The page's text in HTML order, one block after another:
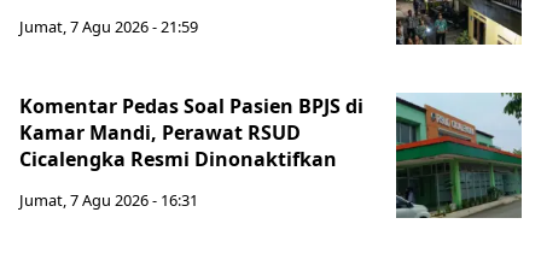
Jumat, 7 Agu 2026 - 21:59
Komentar Pedas Soal Pasien BPJS di
Kamar Mandi, Perawat RSUD
Cicalengka Resmi Dinonaktifkan
Jumat, 7 Agu 2026 - 16:31